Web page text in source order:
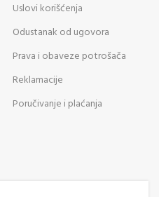
Uslovi korišćenja
Odustanak od ugovora
Prava i obaveze potrošača
Reklamacije
Poručivanje i plaćanja